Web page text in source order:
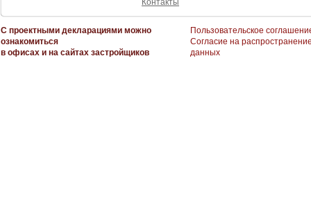
Контакты
С проектными декларациями можно
ознакомиться
в офисах и на сайтах застройщиков
Пользовательское
Согласие на
данных